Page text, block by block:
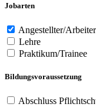
Jobarten
Angestellter/Arbeiter
Lehre
Praktikum/Trainee
Bildungsvoraussetzung
Abschluss